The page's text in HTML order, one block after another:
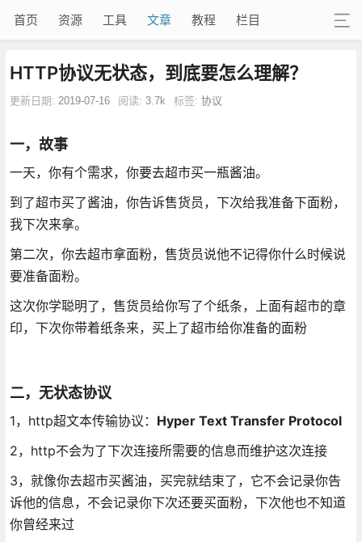
首页 资源 工具 文章 教程 栏目
HTTP协议无状态，到底要怎么理解？
更新日期: 2019-07-16 阅读: 3.7k 标签: 协议
一，故事
一天，你有个需求，你要去超市买一瓶酱油。
到了超市买了酱油，你告诉售货员，下次给我准备下面粉，
我下次来拿。
第二次，你去超市拿面粉，售货员说他不记得你什么时候说
要准备面粉。
这次你学聪明了，售货员给你写了个纸条，上面有超市的章
印，下次你带着纸条来，买上了超市给你准备的面粉
二，无状态协议
1，http超文本传输协议： Hyper Text Transfer Protocol
2，http不会为了下次连接所需要的信息而维护这次连接
3，就像你去超市买酱油，买完就结束了，它不会记录你告
诉他的信息，不会记录你下次还要买面粉，下次他也不知道
你曾经来过